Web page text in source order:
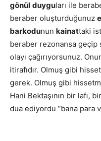
gönül duyguları ile
beraber oluşturduğunuz
barkodunun kainattaki
beraber rezonansa geçip
olayı çağırıyorsunuz.
itirafıdır. Olmuş gibi
gerek. Olmuş gibi
Hani Bektaşının bir lafı,
dua ediyordu “bana para